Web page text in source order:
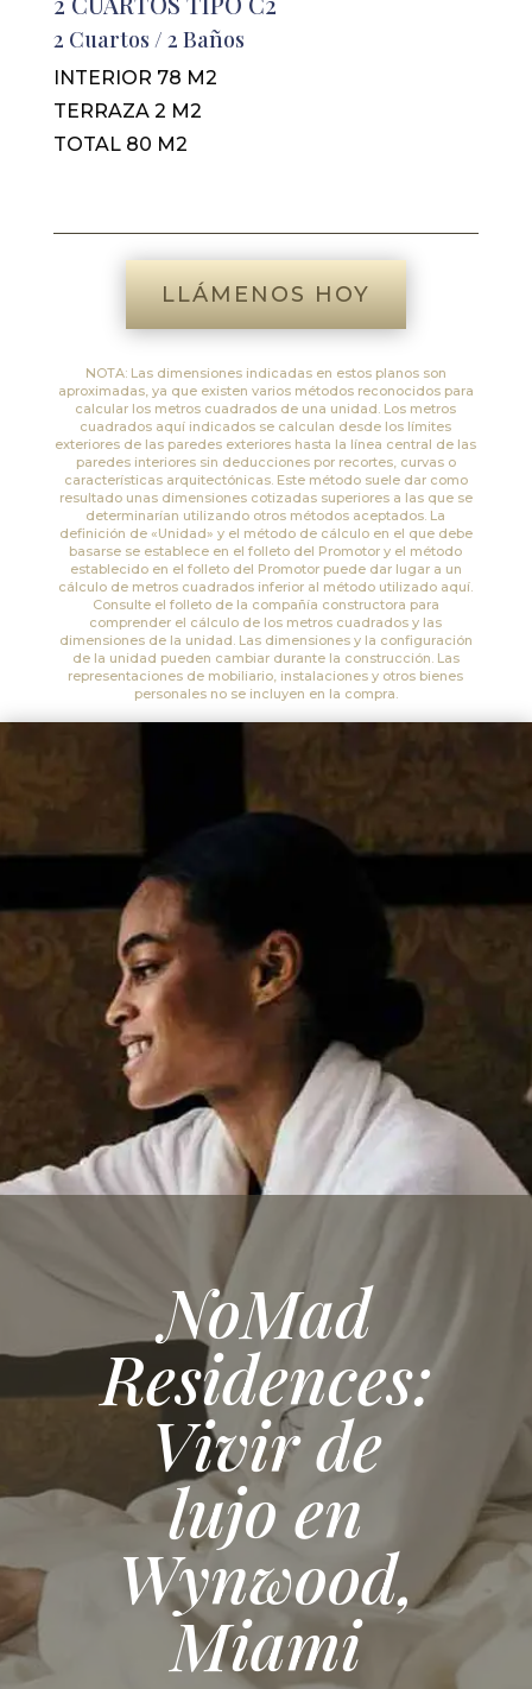
2 Cuartos / 2 Baños
INTERIOR 78 M2
TERRAZA 2 M2
TOTAL 80 M2
LLÁMENOS HOY
NOTA: Las dimensiones indicadas en estos planos son
aproximadas, ya que existen varios métodos reconocidos para
calcular los metros cuadrados de una unidad. Los metros
cuadrados aquí indicados se calculan desde los límites
exteriores de las paredes exteriores hasta la línea central de las
paredes interiores sin deducciones por recortes, curvas o
características arquitectónicas. Este método suele dar como
resultado unas dimensiones cotizadas superiores a las que se
determinarían utilizando otros métodos aceptados. La
definición de «Unidad» y el método de cálculo en el que debe
basarse se establece en el folleto del Promotor y el método
establecido en el folleto del Promotor puede dar lugar a un
cálculo de metros cuadrados inferior al método utilizado aquí.
Consulte el folleto de la compañía constructora para
comprender el cálculo de los metros cuadrados y las
dimensiones de la unidad. Las dimensiones y la configuración
de la unidad pueden cambiar durante la construcción. Las
representaciones de mobiliario, instalaciones y otros bienes
personales no se incluyen en la compra.
NoMad
Residences:
Vivir de
lujo en
Wynwood,
Miami